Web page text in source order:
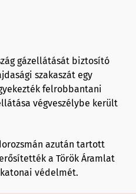
gázellátását biztosító
szakaszát egy
felrobbantani
végveszélybe került
azután tartott
a Török Áramlat
katonai védelmét.